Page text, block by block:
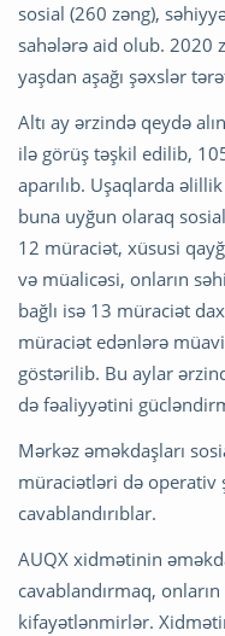
sosial (260 zəng),
sahələrə aid olub. 2020
yaşdan aşağı şəxslər
Altı ay ərzində qeydə
ilə görüş təşkil edilib,
aparılıb. Uşaqlarda
buna uyğun olaraq
12 müraciət, xüsusi
və müalicəsi, onların
bağlı isə 13 müraciət
müraciət edənlərə
göstərilib. Bu aylar
də fəaliyyətini
Mərkəz əməkdaşları
müraciətləri də operativ
cavablandırıblar.
AUQX xidmətinin
cavablandırmaq,
kifayətlənmirlər.